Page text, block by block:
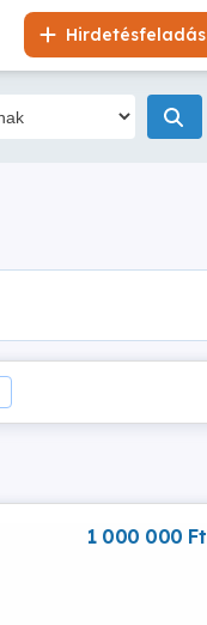
Hirdetésfeladás
1 000 000 Ft